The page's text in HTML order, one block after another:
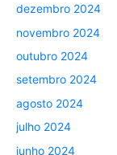
dezembro 2024
novembro 2024
outubro 2024
setembro 2024
agosto 2024
julho 2024
junho 2024